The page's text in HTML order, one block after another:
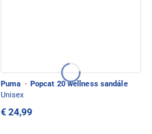
Puma · Popcat 20 wellness sandále
Unisex
€ 24,99